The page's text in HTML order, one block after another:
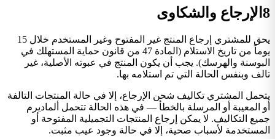
8 الإرجاع والشكاوى
يحق للمشتري إرجاع المنتج غير المفتوح وغير المستخدم خلال 15
يوماً من تاريخ الاستلام (المادة 47 من قانون حماية المستهلك في
البوسنة والهرسك). يجب أن يكون المنتج في عبوته الأصلية، غير
تالف وبنفس الحالة التي تم استلامه بها.
يتحمل المشتري تكاليف شحن الإرجاع، إلا في حالة المنتجات التالفة
أو المعيبة أو المرسلة بالخطأ — في هذه الحالة تتحمل ألماديرم
جميع التكاليف. لا يمكن إرجاع المنتجات التجميلية المفتوحة أو
المستخدمة لأسباب صحية، إلا في حالة وجود عيب مثبت.